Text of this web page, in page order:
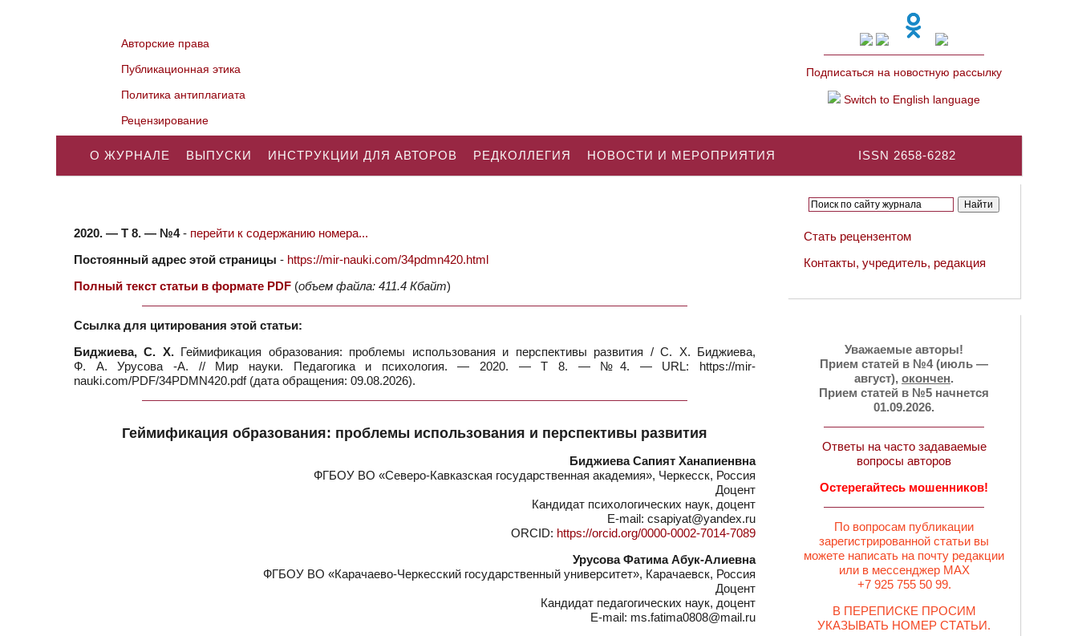
Авторские права
Публикационная этика
Политика антиплагиата
Рецензирование
Подписаться на новостную рассылку
Switch to English language
ISSN 2658-6282
О ЖУРНАЛЕ ВЫПУСКИ ИНСТРУКЦИИ ДЛЯ АВТОРОВ РЕДКОЛЛЕГИЯ НОВОСТИ И МЕРОПРИЯТИЯ
2020. — Т 8. — №4- перейти к содержанию номера...
Постоянный адрес этой страницы - https://mir-nauki.com/34pdmn420.html
Полный текст статьи в формате PDF (объем файла: 411.4 Кбайт)
Ссылка для цитирования этой статьи:
Биджиева, С. Х.Геймификация образования: проблемы использования и перспективы развития / С. Х. Биджиева,
Ф. А. Урусова -А. // Мир науки. Педагогика и психология. — 2020. — Т 8. — №4. — URL: https://mir-
nauki.com/PDF/34PDMN420.pdf (дата обращения: 09.08.2026).
Геймификация образования: проблемы использования и перспективы развития
Биджиева Сапият Ханапиенвна
ФГБОУ ВО «Северо-Кавказская государственная академия», Черкесск, Россия
Доцент
Кандидат психологических наук, доцент
E-mail: csapiyat@yandex.ru
ORCID: https://orcid.org/0000-0002-7014-7089
Урусова Фатима Абук-Алиевна
ФГБОУ ВО «Карачаево-Черкесский государственный университет», Карачаевск, Россия
Доцент
Кандидат педагогических наук, доцент
E-mail: ms.fatima0808@mail.ru
Стать рецензентом
Контакты, учредитель, редакция
Уважаемые авторы!
Прием статей в №4 (июль —
август), окончен.
Прием статей в №5 начнется
01.09.2026.
Ответы на часто задаваемые
вопросы авторов
Остерегайтесь мошенников!
По вопросам публикации
зарегистрированной статьи вы
можете написать на почту редакции
или в мессенджер MAX
+7 925 755 50 99.
В ПЕРЕПИСКЕ ПРОСИМ
УКАЗЫВАТЬ НОМЕР СТАТЬИ.